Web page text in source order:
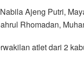
Ajeng Putri,
Rhomadan,
atlet dari 2